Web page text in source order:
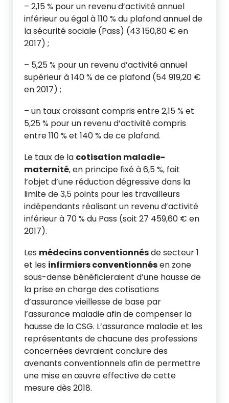
– 2,15 % pour un revenu d’activité annuel
inférieur ou égal à 110 % du plafond annuel de
la sécurité sociale (Pass) (43 150,80 € en
2017) ;
– 5,25 % pour un revenu d’activité annuel
supérieur à 140 % de ce plafond (54 919,20 €
en 2017) ;
– un taux croissant compris entre 2,15 % et
5,25 % pour un revenu d’activité compris
entre 110 % et 140 % de ce plafond.
Le taux de la cotisation maladie-
maternité, en principe fixé à 6,5 %, fait
l’objet d’une réduction dégressive dans la
limite de 3,5 points pour les travailleurs
indépendants réalisant un revenu d’activité
inférieur à 70 % du Pass (soit 27 459,60 € en
2017).
Les médecins conventionnésde secteur 1
et les infirmiers conventionnésen zone
sous-dense bénéficieraient d’une hausse de
la prise en charge des cotisations
d’assurance vieillesse de base par
l’assurance maladie afin de compenser la
hausse de la CSG. L’assurance maladie et les
représentants de chacune des professions
concernées devraient conclure des
avenants conventionnels afin de permettre
une mise en œuvre effective de cette
mesure dès 2018.